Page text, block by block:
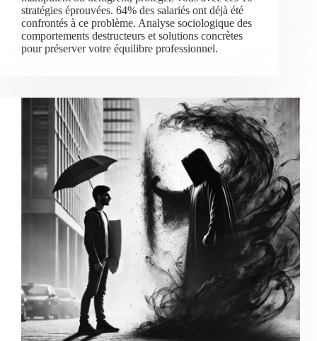
stratégies éprouvées. 64% des salariés ont déjà été
confrontés à ce problème. Analyse sociologique des
comportements destructeurs et solutions concrètes
pour préserver votre équilibre professionnel.